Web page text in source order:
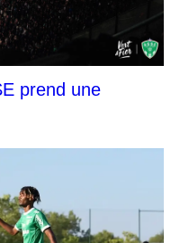
prend une